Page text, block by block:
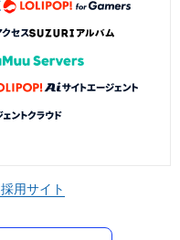
採用サイト